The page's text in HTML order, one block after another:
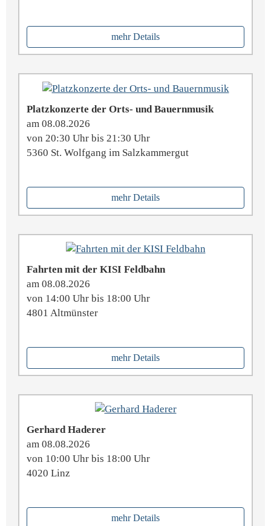
mehr Details
Platzkonzerte der Orts- und Bauernmusik
am 08.08.2026
von 20:30 Uhr bis 21:30 Uhr
5360 St. Wolfgang im Salzkammergut
mehr Details
Fahrten mit der KISI Feldbahn
am 08.08.2026
von 14:00 Uhr bis 18:00 Uhr
4801 Altmünster
mehr Details
Gerhard Haderer
am 08.08.2026
von 10:00 Uhr bis 18:00 Uhr
4020 Linz
mehr Details